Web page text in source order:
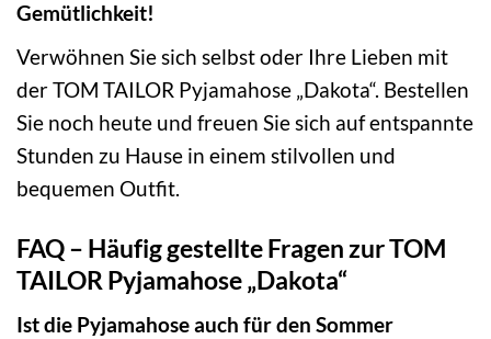
Gemütlichkeit!
Verwöhnen Sie sich selbst oder Ihre Lieben mit
der TOM TAILOR Pyjamahose „Dakota“. Bestellen
Sie noch heute und freuen Sie sich auf entspannte
Stunden zu Hause in einem stilvollen und
bequemen Outfit.
FAQ – Häufig gestellte Fragen zur TOM
TAILOR Pyjamahose „Dakota“
Ist die Pyjamahose auch für den Sommer